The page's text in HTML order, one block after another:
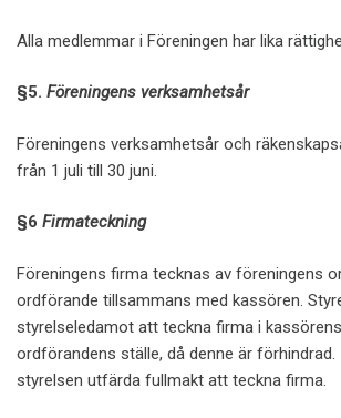
Alla medlemmar i Föreningen har lika
§5. Föreningens verksamhetsår
Föreningens verksamhetsår och
från 1 juli till 30 juni.
§6 Firmateckning
Föreningens firma tecknas av föreningens
ordförande tillsammans med kassören.
styrelseledamot att teckna firma i
ordförandens ställe, då denne är förhindrad.
styrelsen utfärda fullmakt att teckna firma.